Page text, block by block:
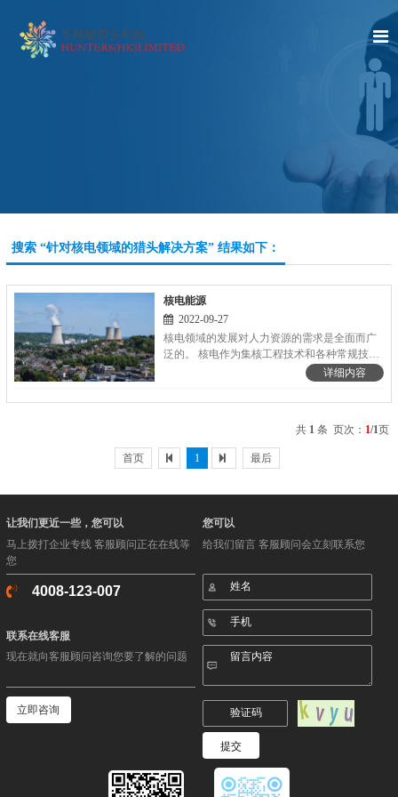
搜索 “针对核电领域的猎头解决方案” 结果如下：
核电能源
2022-09-27
核电领域的发展对人力资源的需求是全面而广
泛的。‌ 核电作为集核工程技术和各种常规技术
之大成的高科技领域，‌其发展不仅需要专业的
才包括但不限于进行核电发展规划编制、‌核电
人员，‌核电技术研究和实验、‌核电厂运行和检
修所需的各级技术人员，‌以及掌握核电厂建造
和安装中所需特种工艺的技师和专业工人。‌因
电所必需的基础结构的重要组成部分之一。‌ 为
了满足核电建设和发展所需各类人才的培养，‌
各国必须根据本国核电发展的需要，‌制订出长
期的核电人力资源开发规划，‌并投入相应的人
人力资源开发规划基于核电营运、‌建设和发展
的需要，‌制定出以各类学校培养为主，‌加之各
核电建设参与单位培养、‌在职培训和再培训的
规划，‌并投入相应的人力和财力，‌以利于该规
划顺利实施。‌ 在中国，‌核电人力资源的开发和
管理体现在多个方面。‌例如，‌海盐县通过全链
累计拥有规上人力资源公司36家，‌实现净服务
收入显著增长，‌并拥有15家“拳头优势”的核
电“专精特新”人力资源服务企业。‌此外，‌中核
二四通过深化体制机制改革，‌激发人才队伍活
力，‌打造符合新时代发展要求的战略人力资源
职系队伍。‌这些举措共同推动了核电领域人才
的培养和引进，‌为核电的高质量发展提供了有
详细内容
共 1 条 页次： 1/1页
首页 1 最后
让我们更近一些，您可以
马上拨打企业专线 客服顾问正在在线等
您
4008-123-007
联系在线客服
现在就向客服顾问咨询您要了解的问题
立即咨询
您可以
给我们留言 客服顾问会立刻联系您